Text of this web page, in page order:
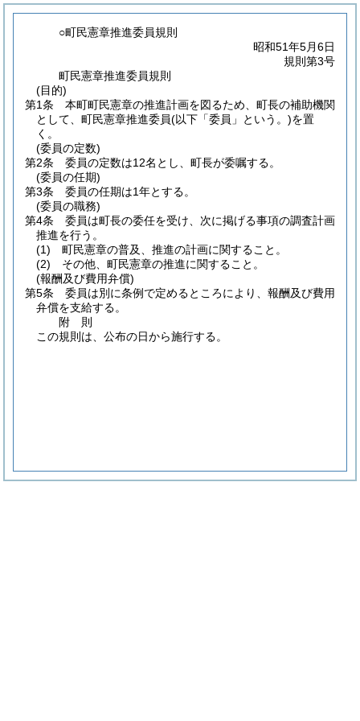
○町民憲章推進委員規則
昭和51年5月6日
規則第3号
町民憲章推進委員規則
(目的)
第1条
本町町民憲章の推進計画を図るため、町長の補助機関
として、町民憲章推進委員(以下「委員」という。)を置
く。
(委員の定数)
第2条
委員の定数は12名とし、町長が委嘱する。
(委員の任期)
第3条
委員の任期は1年とする。
(委員の職務)
第4条
委員は町長の委任を受け、次に掲げる事項の調査計画
推進を行う。
(1)
町民憲章の普及、推進の計画に関すること。
(2)
その他、町民憲章の推進に関すること。
(報酬及び費用弁償)
第5条
委員は別に条例で定めるところにより、報酬及び費用
弁償を支給する。
附 則
この規則は、公布の日から施行する。